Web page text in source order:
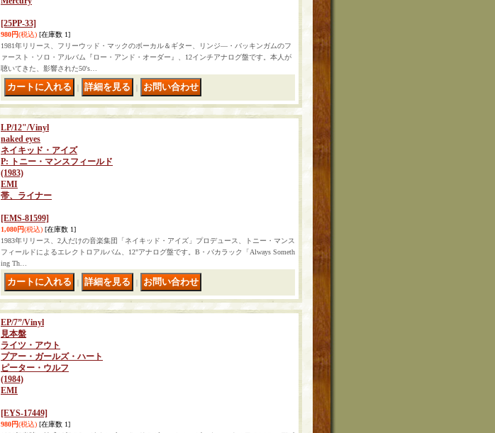
[25PP-33]
980円(税込) [在庫数 1]
1981年リリース、フリーウッド・マックのボーカル＆ギター、リンジ―・バッキンガムのフ
ァースト・ソロ・アルバム『ロー・アンド・オーダー』、12インチアナログ盤です。本人が
聴いてきた、影響された50's…
LP/12"/Vinyl
naked eyes
ネイキッド・アイズ
P: トニー・マンスフィールド
(1983)
EMI
‎帯、ライナー
[EMS-81599]
1,080円(税込) [在庫数 1]
1983年リリース、2人だけの音楽集団「ネイキッド・アイズ」プロデュース、トニー・マンス
フィールドによるエレクトロアルバム、12"アナログ盤です。B・バカラック「Always Someth
ing Th…
EP/7”/Vinyl
見本盤
ライツ・アウト
プアー・ガールズ・ハート
ピーター・ウルフ
(1984)
EMI
[EYS-17449]
980円(税込) [在庫数 1]